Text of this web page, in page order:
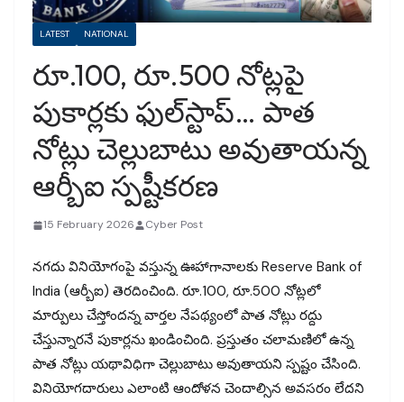
LATEST NATIONAL
రూ.100, రూ.500 నోట్లపై
పుకార్లకు ఫుల్‌స్టాప్… పాత
నోట్లు చెల్లుబాటు అవుతాయన్న
ఆర్బీఐ స్పష్టీకరణ
15 February 2026 Cyber Post
నగదు వినియోగంపై వస్తున్న ఊహాగానాలకు Reserve Bank of
India (ఆర్బీఐ) తెరదించింది. రూ.100, రూ.500 నోట్లలో
మార్పులు చేస్తోందన్న వార్తల నేపథ్యంలో పాత నోట్లు రద్దు
చేస్తున్నారనే పుకార్లను ఖండించింది. ప్రస్తుతం చలామణిలో ఉన్న
పాత నోట్లు యథావిధిగా చెల్లుబాటు అవుతాయని స్పష్టం చేసింది.
వినియోగదారులు ఎలాంటి ఆందోళన చెందాల్సిన అవసరం లేదని